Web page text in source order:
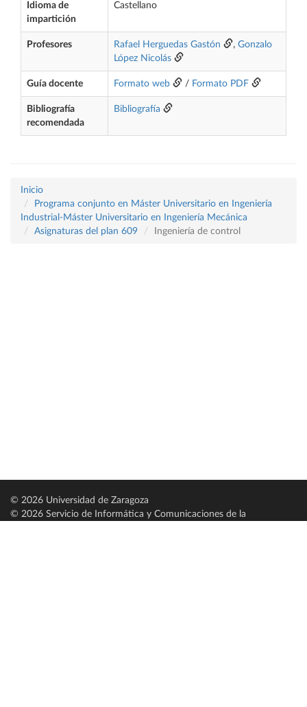
Idioma de
impartición
Castellano
Profesores Rafael Herguedas Gastón , Gonzalo
López Nicolás
Guía docente Formato web / Formato PDF
Bibliografía
recomendada
Bibliografía
Inicio
Programa conjunto en Máster Universitario en Ingeniería
Industrial-Máster Universitario en Ingeniería Mecánica
Asignaturas del plan 609
Ingeniería de control
© 2026 Universidad de Zaragoza
© 2026 Servicio de Informática y Comunicaciones de la